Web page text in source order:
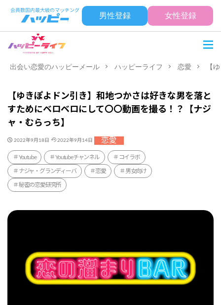
男性登録 女性登録
出会い恋愛のハッピーメール ハッピーライフ 恋愛 【
【ゆきぽよドン引き】和地つかさは好きな男を落と
すためにベロベロにして〇〇動画を撮る！？【ナジ
ャ・むらっち】
2022年9月18日 2022年9月14日 恋愛
Youtube Youtubeチャンネル コイラボ
ナジャ・グランディーバ 恋愛 男女向け
秘密の恋愛研究所